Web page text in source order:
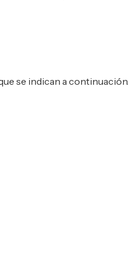
se indican a continuación.